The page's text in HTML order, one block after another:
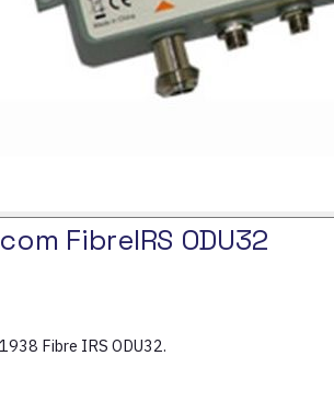
FibreIRS ODU32
Fibre IRS ODU32.